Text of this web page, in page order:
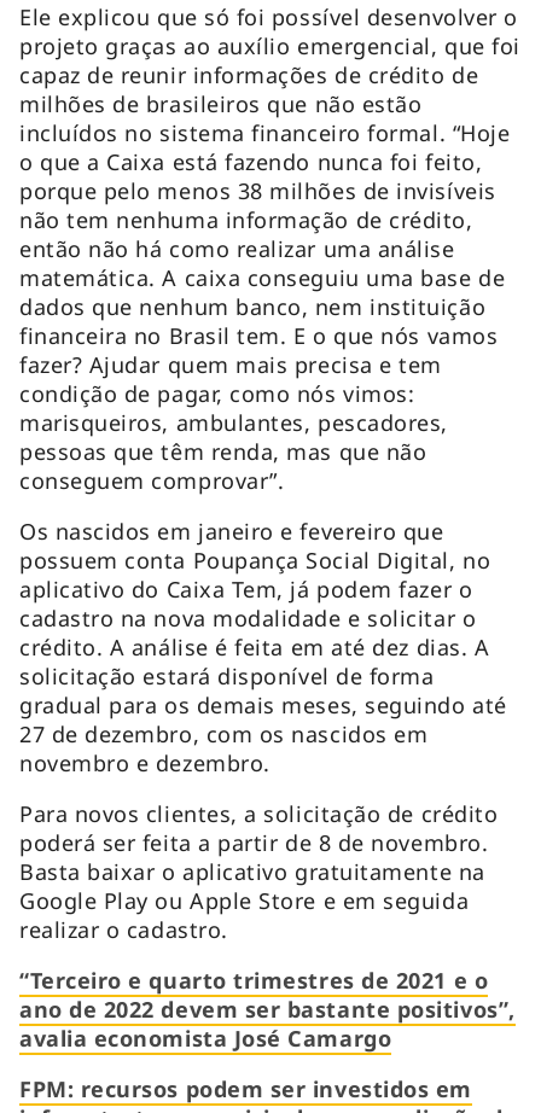
Ele explicou que só foi possível desenvolver o
projeto graças ao auxílio emergencial, que foi
capaz de reunir informações de crédito de
milhões de brasileiros que não estão
incluídos no sistema financeiro formal. “Hoje
o que a Caixa está fazendo nunca foi feito,
porque pelo menos 38 milhões de invisíveis
não tem nenhuma informação de crédito,
então não há como realizar uma análise
matemática. A caixa conseguiu uma base de
dados que nenhum banco, nem instituição
financeira no Brasil tem. E o que nós vamos
fazer? Ajudar quem mais precisa e tem
condição de pagar, como nós vimos:
marisqueiros, ambulantes, pescadores,
pessoas que têm renda, mas que não
conseguem comprovar”.
Os nascidos em janeiro e fevereiro que
possuem conta Poupança Social Digital, no
aplicativo do Caixa Tem, já podem fazer o
cadastro na nova modalidade e solicitar o
crédito. A análise é feita em até dez dias. A
solicitação estará disponível de forma
gradual para os demais meses, seguindo até
27 de dezembro, com os nascidos em
novembro e dezembro.
Para novos clientes, a solicitação de crédito
poderá ser feita a partir de 8 de novembro.
Basta baixar o aplicativo gratuitamente na
Google Play ou Apple Store e em seguida
realizar o cadastro.
“Terceiro e quarto trimestres de 2021 e o
ano de 2022 devem ser bastante positivos”,
avalia economista José Camargo
FPM: recursos podem ser investidos em